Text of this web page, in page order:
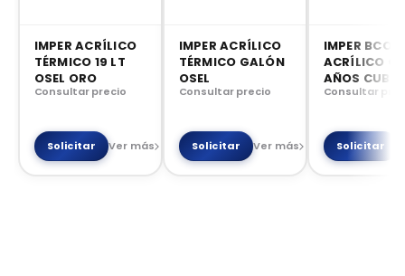
IMPER ACRÍLICO
TÉRMICO 19 LT
OSEL ORO
Consultar precio
Solicitar Ver más
IMPER ACRÍLICO
TÉRMICO GALÓN
OSEL
Consultar precio
Solicitar Ver más
IMPER BCO
ACRÍLICO
AÑOS
Consultar
Solicitar